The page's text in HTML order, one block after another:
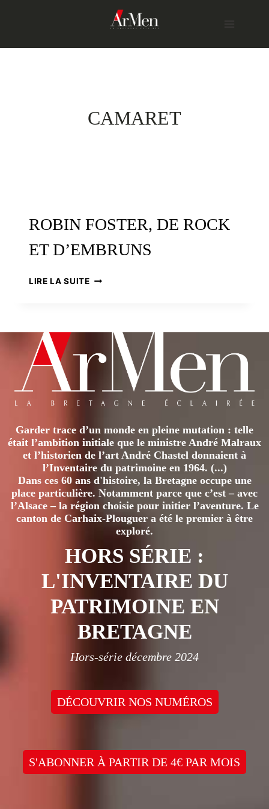
CAMARET
ROBIN FOSTER, DE ROCK
ET D’EMBRUNS
LIRE LA SUITEROBIN
D’EMBRUNS
Garder trace d’un monde en pleine mutation : telle
était l’ambition initiale que le ministre André Malraux
et l’historien de l’art André Chastel donnaient à
l’Inventaire du patrimoine en 1964. (...)
Dans ces 60 ans d'histoire, la Bretagne occupe une
place particulière. Notamment parce que c’est – avec
l’Alsace – la région choisie pour initier l’aventure. Le
canton de Carhaix-Plouguer a été le premier à être
exploré.
HORS SÉRIE :
L'INVENTAIRE DU
PATRIMOINE EN
BRETAGNE
Hors-série décembre 2024
DÉCOUVRIR NOS NUMÉROS
S'ABONNER À PARTIR DE 4€ PAR MOIS